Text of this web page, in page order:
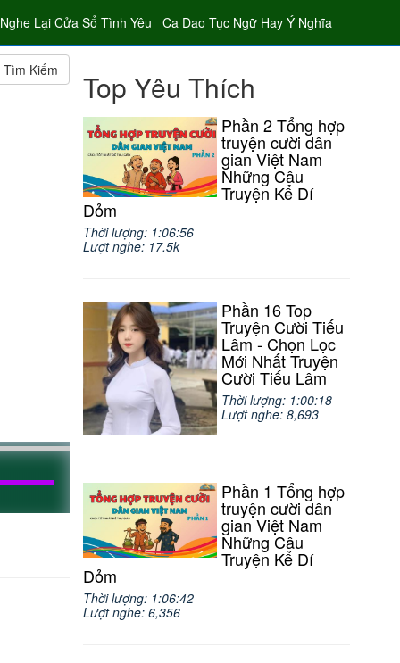
Nghe Lại Cửa Sổ Tình Yêu Ca Dao Tục Ngữ Hay Ý Nghĩa
Tìm Kiếm Top Yêu Thích
Phần 2 Tổng hợp
truyện cười dân
gian Việt Nam
Những Câu
Truyện Kể Dí
Dỏm
Thời lượng: 1:06:56
Lượt nghe: 17.5k
Phần 16 Top
Truyện Cười Tiếu
Lâm - Chọn Lọc
Mới Nhất Truyện
Cười Tiếu Lâm
Thời lượng: 1:00:18
Lượt nghe: 8,693
Phần 1 Tổng hợp
truyện cười dân
gian Việt Nam
Những Câu
Truyện Kể Dí
Dỏm
Thời lượng: 1:06:42
Lượt nghe: 6,356